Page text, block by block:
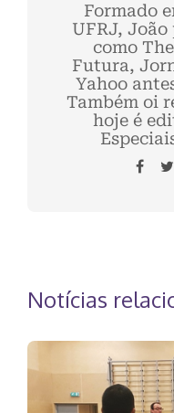
Formado
UFRJ,
como
Futura,
Yahoo
Também oi
hoje é
Notícias